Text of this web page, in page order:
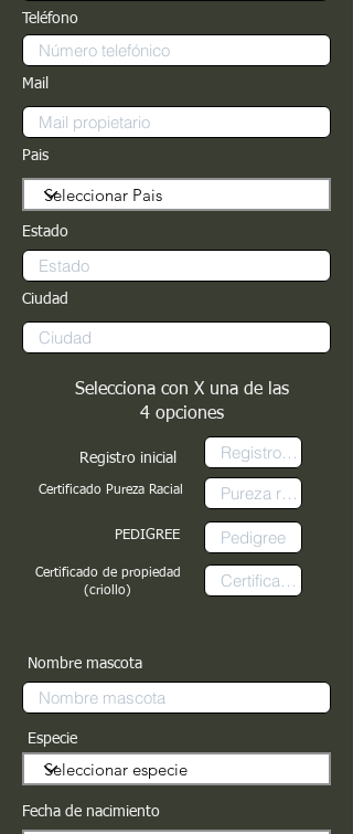
Teléfono
Mail
Pais
Estado
Ciudad
Registro inicial
Certificado Pureza Racial
PEDIGREE
Selecciona con X una de las
4 opciones
Certificado de propiedad
(criollo)
Nombre mascota
Especie
Fecha de nacimiento